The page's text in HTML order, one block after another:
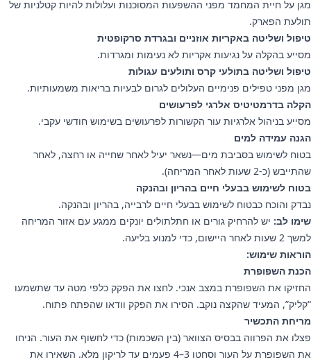
מגן על חיית המחמד מפני ההשפעות המסוכנות ועלולות להיות קטלניות של
תולעת הפארק.
טיפול ושליטה באקריות אוזניים ובגרדת סרקופטית
מסייע בהקלה על נגיעות אקריות לא נעימות ומגרדות.
טיפול ושליטה בתולעי קרס ותולעים עגולות
מגן מפני טפילים פנימיים העלולים לגרום לבעיות בריאות משמעותיות.
הקלה בדרמטיטיס אלרגי לפרעושים
מסייע בניהול אלרגיות עור הקשורות לפרעושים בשימוש חודשי עקבי.
הגנה עמידה למים
בטוח לשימוש בסביבת מים—נשאר יעיל לאחר שחייה או רחצה, לאחר
שהתייבש (כ-2 שעות לאחר המריחה).
בטוח לשימוש בבעלי חיים בהריון ובהנקה
נבדק והוכח כבטוח לשימוש בבעלי חיים לרבייה, בהריון ובהנקה.
שימו לב: יש להרחיק גורים או חתלתולים יונקים ממגע עם אזור המריחה
למשך 2 שעות לאחר היישום, כדי למנוע בליעה.
הוראות שימוש:
הכנת השפופרת
החזיקו את השפופרת במצב אנכי. לחצו את הפקק כלפי מטה עד שתשמעו
“קליק”, המעיד שהקצה נוקב. הסירו את הפקק וודאו שהפתח פתוח.
מריחת התכשיר
פצלו את הפרווה בבסיס הצוואר (בין השכמות) כדי לחשוף את העור. הניחו
את השפופרת על העור וסחטו 3–4 פעמים עד לריקון מלא. השאירו את